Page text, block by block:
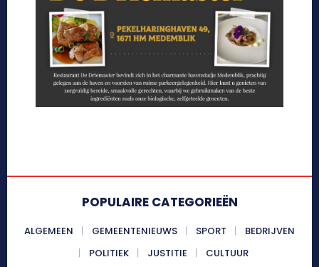
POPULAIRE CATEGORIEËN
ALGEMEEN GEMEENTENIEUWS SPORT
BEDRIJVEN
POLITIEK
JUSTITIE CULTUUR